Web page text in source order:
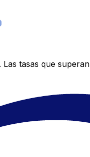
tasas que